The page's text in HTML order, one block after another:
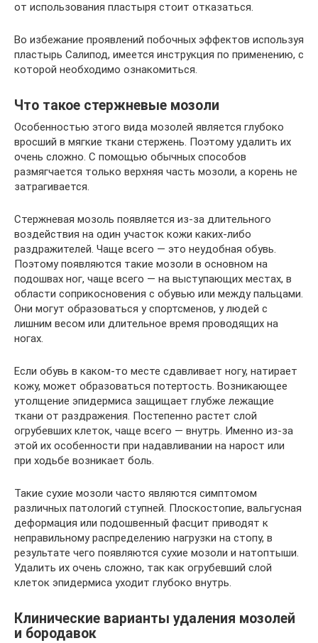
от использования пластыря стоит отказаться.
Во избежание проявлений побочных эффектов используя
пластырь Салипод, имеется инструкция по применению, с
которой необходимо ознакомиться.
Что такое стержневые мозоли
Особенностью этого вида мозолей является глубоко
вросший в мягкие ткани стержень. Поэтому удалить их
очень сложно. С помощью обычных способов
размягчается только верхняя часть мозоли, а корень не
затрагивается.
Стержневая мозоль появляется из-за длительного
воздействия на один участок кожи каких-либо
раздражителей. Чаще всего — это неудобная обувь.
Поэтому появляются такие мозоли в основном на
подошвах ног, чаще всего — на выступающих местах, в
области соприкосновения с обувью или между пальцами.
Они могут образоваться у спортсменов, у людей с
лишним весом или длительное время проводящих на
ногах.
Если обувь в каком-то месте сдавливает ногу, натирает
кожу, может образоваться потертость. Возникающее
утолщение эпидермиса защищает глубже лежащие
ткани от раздражения. Постепенно растет слой
огрубевших клеток, чаще всего — внутрь. Именно из-за
этой их особенности при надавливании на нарост или
при ходьбе возникает боль.
Такие сухие мозоли часто являются симптомом
различных патологий ступней. Плоскостопие, вальгусная
деформация или подошвенный фасцит приводят к
неправильному распределению нагрузки на стопу, в
результате чего появляются сухие мозоли и натоптыши.
Удалить их очень сложно, так как огрубевший слой
клеток эпидермиса уходит глубоко внутрь.
Клинические варианты удаления мозолей
и бородавок